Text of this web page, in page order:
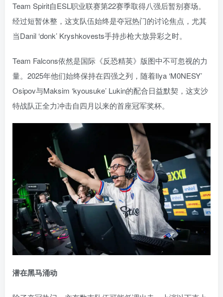
Team Spirit自ESL职业联赛第22赛季取得八强后暂别赛场。
经过短暂休整，这支队伍始终是夺冠热门的讨论焦点，尤其
当Danil ‘donk’ Kryshkovests手持步枪大放异彩之时。
Team Falcons依然是国际《反恐精英》版图中不可忽视的力
量。2025年他们始终保持在四强之列，随着Ilya ‘M0NESY’
Osipov与Maksim ‘kyousuke’ Lukin的配合日益默契，这支沙
特战队正全力冲击自四月以来的首座冠军奖杯。
潜在黑马涌动